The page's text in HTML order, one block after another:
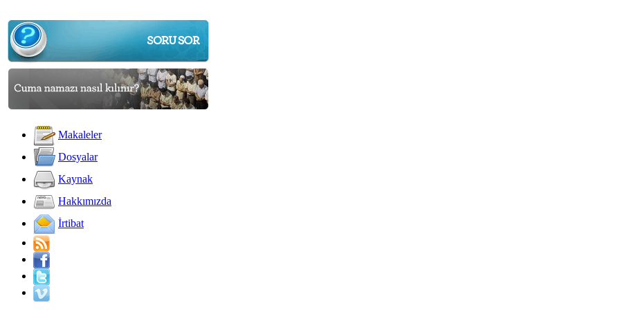
Makaleler
Dosyalar
Kaynak
Hakkımızda
İrtibat